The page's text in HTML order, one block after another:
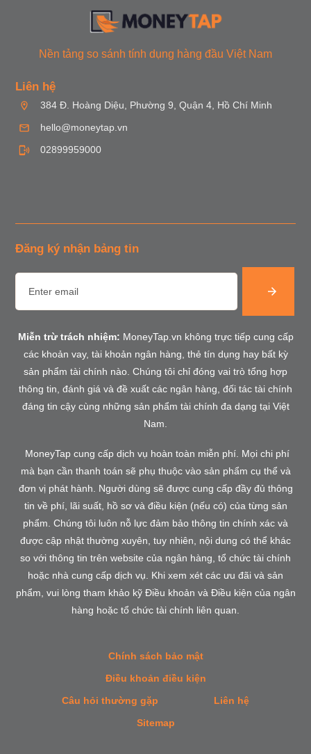
Nền tảng so sánh tính dụng hàng đầu Việt Nam
Liên hệ
384 Đ. Hoàng Diệu, Phường 9, Quận 4, Hồ Chí Minh
hello@moneytap.vn
02899959000
Đăng ký nhận bảng tin
Miễn trừ trách nhiệm: MoneyTap.vn không trực tiếp cung cấp
các khoản vay, tài khoản ngân hàng, thẻ tín dụng hay bất kỳ
sản phẩm tài chính nào. Chúng tôi chỉ đóng vai trò tổng hợp
thông tin, đánh giá và đề xuất các ngân hàng, đối tác tài chính
đáng tin cậy cùng những sản phẩm tài chính đa dạng tại Việt
Nam.
MoneyTap cung cấp dịch vụ hoàn toàn miễn phí. Mọi chi phí
mà bạn cần thanh toán sẽ phụ thuộc vào sản phẩm cụ thể và
đơn vị phát hành. Người dùng sẽ được cung cấp đầy đủ thông
tin về phí, lãi suất, hồ sơ và điều kiện (nếu có) của từng sản
phẩm. Chúng tôi luôn nỗ lực đảm bảo thông tin chính xác và
được cập nhật thường xuyên, tuy nhiên, nội dung có thể khác
so với thông tin trên website của ngân hàng, tổ chức tài chính
hoặc nhà cung cấp dịch vụ. Khi xem xét các ưu đãi và sản
phẩm, vui lòng tham khảo kỹ Điều khoản và Điều kiện của ngân
hàng hoặc tổ chức tài chính liên quan.
Chính sách bảo mật
Điều khoản điều kiện
Câu hỏi thường gặp
Liên hệ
Sitemap